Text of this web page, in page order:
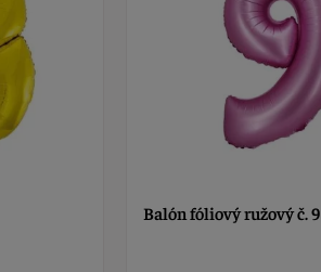
Balón fóliový ružový č. 9